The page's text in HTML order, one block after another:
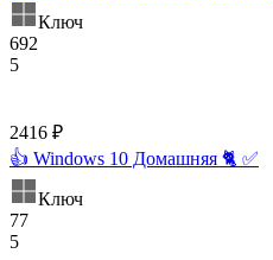
Ключ
692
5
2416 ₽
👍 Windows 10 Домашняя 🐈 ✅
Ключ
77
5